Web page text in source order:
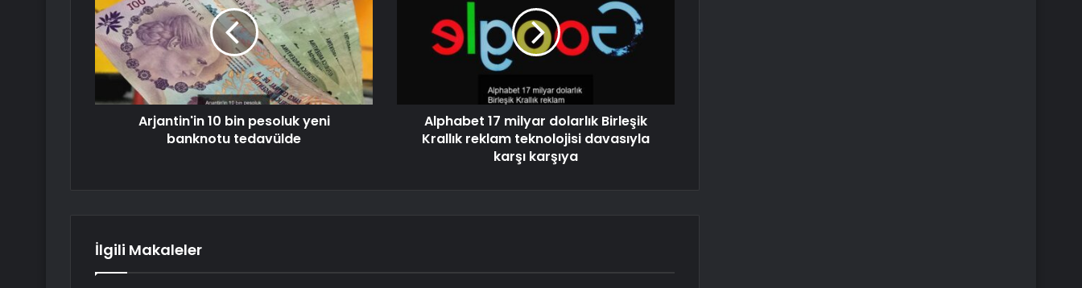
Arjantin'in 10 bin pesoluk yeni
banknotu tedavülde
Alphabet 17 milyar dolarlık Birleşik
Krallık reklam teknolojisi davasıyla
karşı karşıya
İlgili Makaleler